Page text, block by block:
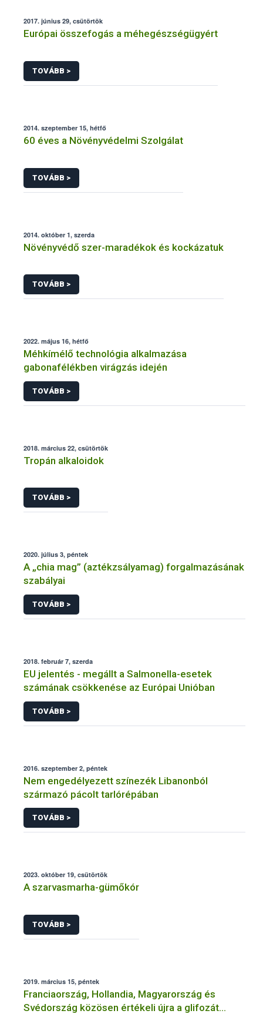
2017. június 29, csütörtök
Európai összefogás a méhegészségügyért
TOVÁBB >
2014. szeptember 15, hétfő
60 éves a Növényvédelmi Szolgálat
TOVÁBB >
2014. október 1, szerda
Növényvédő szer-maradékok és kockázatuk
TOVÁBB >
2022. május 16, hétfő
Méhkímélő technológia alkalmazása
gabonafélékben virágzás idején
TOVÁBB >
2018. március 22, csütörtök
Tropán alkaloidok
TOVÁBB >
2020. július 3, péntek
A „chia mag” (aztékzsályamag) forgalmazásának
szabályai
TOVÁBB >
2018. február 7, szerda
EU jelentés - megállt a Salmonella-esetek
számának csökkenése az Európai Unióban
TOVÁBB >
2016. szeptember 2, péntek
Nem engedélyezett színezék Libanonból
származó pácolt tarlórépában
TOVÁBB >
2023. október 19, csütörtök
A szarvasmarha-gümőkór
TOVÁBB >
2019. március 15, péntek
Franciaország, Hollandia, Magyarország és
Svédország közösen értékeli újra a glifozát